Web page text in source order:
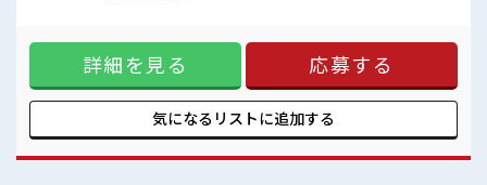
食堂・休憩室完備でランチや休憩も充実しそう♪
持ち物が多いあなたにもぴったり☆
ロッカー付きの職場♪
#SOGO祝金
い！ フォロー体制バッチリ★ イチからスキルUP・ステップ
UP目指していきましょう！ 《マイカー通勤可能》無料駐車
場・駐輪場あり！ 《交替勤務×残業で収入アップ*》 残業が
適度にあるのでしっかり稼げる！ 頑張った分しっかり返って
くるからヤリガイ抜群★ ■職場の雰囲気 分からないことは丁
寧に教えてもらえる！ 質問もしやすい環境なので未経験から
しそう♪ 持ち物が多いあなたにもぴったり☆ ロッカー付きの
詳細を見る 応募する
気になるリストに追加する